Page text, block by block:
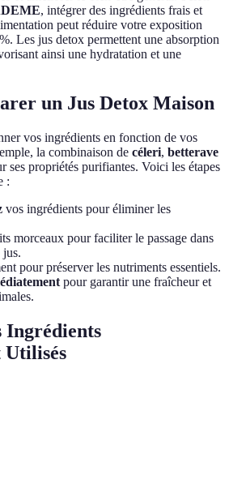
, intégrer des ingrédients frais et
peut réduire votre exposition
Les jus detox permettent une absorption
ainsi une hydratation et une
un Jus Detox Maison
vos ingrédients en fonction de vos
la combinaison de céleri, betterave
ses propriétés purifiantes. Voici les étapes
:
vos ingrédients pour éliminer les
morceaux pour faciliter le passage dans
jus.
pour préserver les nutriments essentiels.
pour garantir une fraîcheur et
Ingrédients
Utilisés